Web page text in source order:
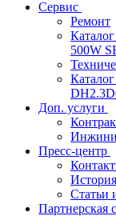
Сервис
Ремонт
500W
Доп. услуги
Пресс-центр
Статьи
Партнерская